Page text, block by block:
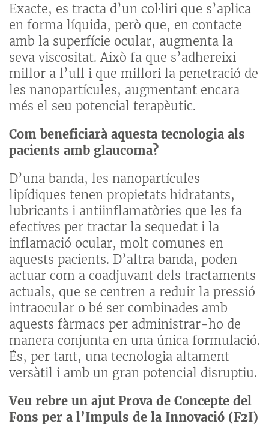
Exacte, es tracta d’un col·liri que s’aplica
en forma líquida, però que, en contacte
amb la superfície ocular, augmenta la
seva viscositat. Això fa que s’adhereixi
millor a l’ull i que millori la penetració de
les nanopartícules, augmentant encara
més el seu potencial terapèutic.
Com beneficiarà aquesta tecnologia als
pacients amb glaucoma?
D’una banda, les nanopartícules
lipídiques tenen propietats hidratants,
lubricants i antiinflamatòries que les fa
efectives per tractar la sequedat i la
inflamació ocular, molt comunes en
aquests pacients. D’altra banda, poden
actuar com a coadjuvant dels tractaments
actuals, que se centren a reduir la pressió
intraocular o bé ser combinades amb
aquests fàrmacs per administrar-ho de
manera conjunta en una única formulació.
És, per tant, una tecnologia altament
versàtil i amb un gran potencial disruptiu.
Veu rebre un ajut Prova de Concepte del
Fons per a l’Impuls de la Innovació (F2I)